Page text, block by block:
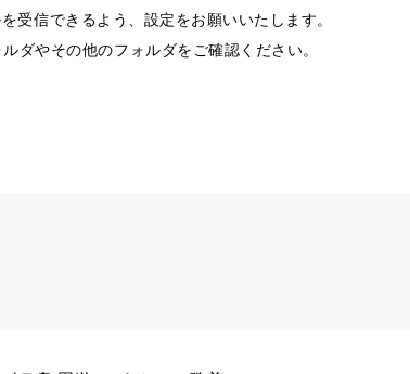
受信できるよう、設定をお願いいたします。
ダやその他のフォルダをご確認ください。